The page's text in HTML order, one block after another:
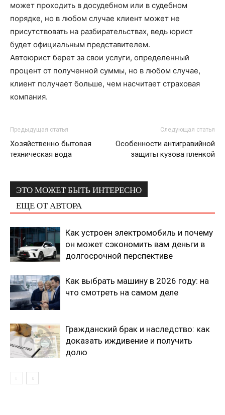
может проходить в досудебном или в судебном
порядке, но в любом случае клиент может не
присутствовать на разбирательствах, ведь юрист
будет официальным представителем.
Автоюрист берет за свои услуги, определенный
процент от полученной суммы, но в любом случае,
клиент получает больше, чем насчитает страховая
компания.
Предыдущая статья
Хозяйственно бытовая
техническая вода
Следующая статья
Особенности антигравийной
защиты кузова пленкой
ЭТО МОЖЕТ БЫТЬ ИНТЕРЕСНО
ЕЩЕ ОТ АВТОРА
Как устроен электромобиль и почему
он может сэкономить вам деньги в
долгосрочной перспективе
Как выбрать машину в 2026 году: на
что смотреть на самом деле
Гражданский брак и наследство: как
доказать иждивение и получить
долю